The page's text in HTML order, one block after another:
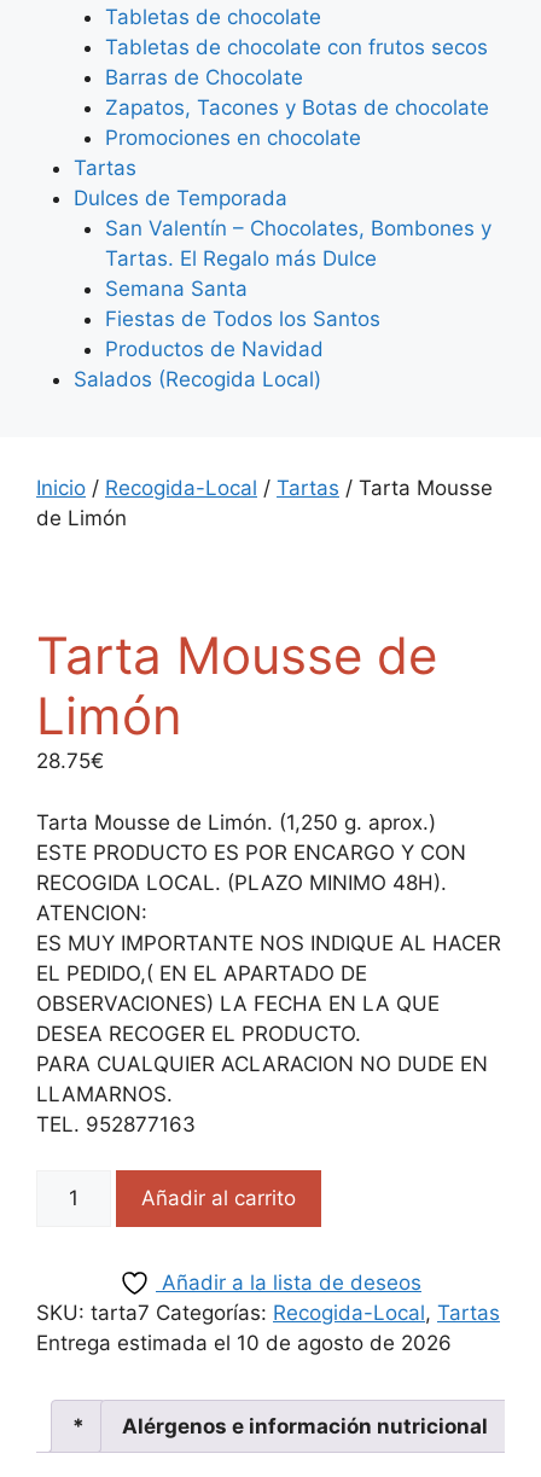
Tabletas de chocolate
Tabletas de chocolate con frutos secos
Barras de Chocolate
Zapatos, Tacones y Botas de chocolate
Promociones en chocolate
Tartas
Dulces de Temporada
San Valentín – Chocolates, Bombones y
Tartas. El Regalo más Dulce
Semana Santa
Fiestas de Todos los Santos
Productos de Navidad
Salados (Recogida Local)
Inicio / Recogida-Local / Tartas / Tarta Mousse
de Limón
Tarta Mousse de
Limón
28.75€
Tarta Mousse de Limón. (1,250 g. aprox.)
ESTE PRODUCTO ES POR ENCARGO Y CON
RECOGIDA LOCAL. (PLAZO MINIMO 48H).
ATENCION:
ES MUY IMPORTANTE NOS INDIQUE AL HACER
EL PEDIDO,( EN EL APARTADO DE
OBSERVACIONES) LA FECHA EN LA QUE
DESEA RECOGER EL PRODUCTO.
PARA CUALQUIER ACLARACION NO DUDE EN
LLAMARNOS.
TEL. 952877163
Añadir al carrito
Añadir a la lista de deseos
SKU: tarta7 Categorías: Recogida-Local, Tartas
Entrega estimada el 10 de agosto de 2026
* Alérgenos e información nutricional